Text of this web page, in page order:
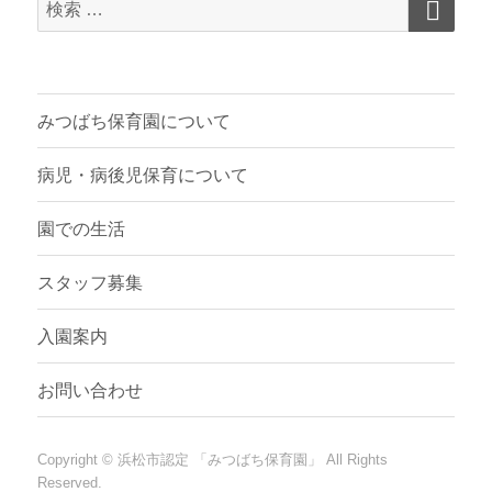
索
象:
みつばち保育園について
病児・病後児保育について
園での生活
スタッフ募集
入園案内
お問い合わせ
Copyright ©浜松市認定 「みつばち保育園」All Rights
Reserved.